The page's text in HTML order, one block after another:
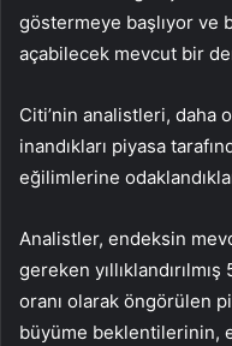
göstermeye başlıyor ve
açabilecek mevcut bir
Citi’nin analistleri, daha
inandıkları piyasa
eğilimlerine
Analistler, endeksin
gereken
oranı olarak öngörülen
büyüme beklentilerinin,